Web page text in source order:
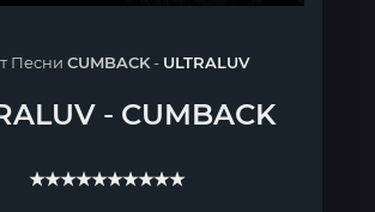
Песни CUMBACK- ULTRALUV
- CUMBACK
★★★★★★★★★★